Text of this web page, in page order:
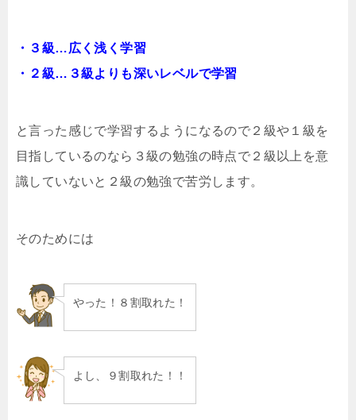
・３級…広く浅く学習
・２級…３級よりも深いレベルで学習
と言った感じで学習するようになるので２級や１級を
目指しているのなら３級の勉強の時点で２級以上を意
識していないと２級の勉強で苦労します。
そのためには
やった！８割取れた！
よし、９割取れた！！